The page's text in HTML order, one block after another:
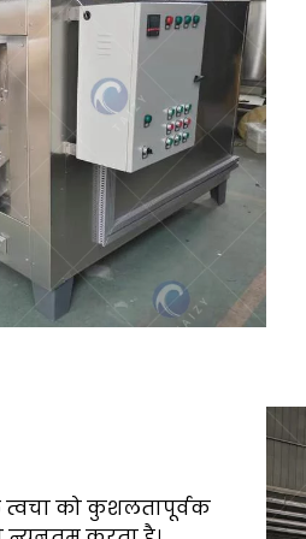
को कुशलतापूर्वक